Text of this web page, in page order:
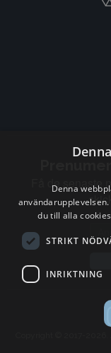
Få de senaste
Denna
du till alla
STRIKT
INRIKTNING